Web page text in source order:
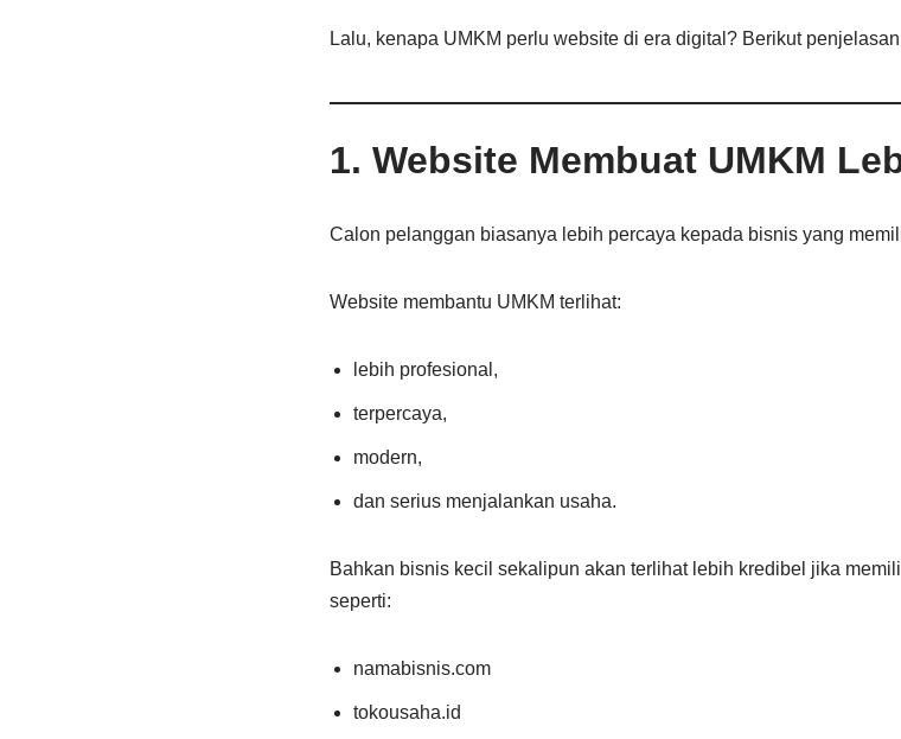
Lalu, kenapa UMKM perlu website di era digital? Berikut
1. Website Membuat UMKM
Calon pelanggan biasanya lebih percaya kepada bisnis yang
Website membantu UMKM terlihat:
lebih profesional,
terpercaya,
modern,
dan serius menjalankan usaha.
Bahkan bisnis kecil sekalipun akan terlihat lebih kredibel jika
seperti:
namabisnis.com
tokousaha.id